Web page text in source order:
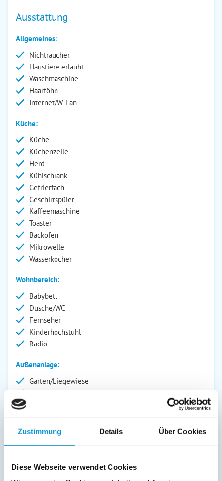
Zustimmung Details Über Cookies
Diese Webseite verwendet Cookies
Ausstattung
Allgemeines:
Nichtraucher
Haustiere erlaubt
Waschmaschine
Haarföhn
Internet/W-Lan
Küche:
Küche
Küchenzeile
Herd
Kühlschrank
Gefrierfach
Geschirrspüler
Kaffeemaschine
Toaster
Backofen
Mikrowelle
Wasserkocher
Wohnbereich:
Babybett
Dusche/WC
Fernseher
Kinderhochstuhl
Radio
Außenanlage:
Garten/Liegewiese
Parkplatz
Liegen